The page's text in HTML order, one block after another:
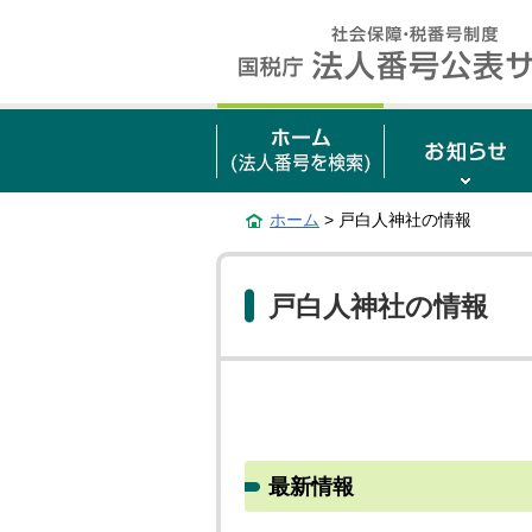
ホーム > 戸白人神社の情報
戸白人神社の情報
最新情報